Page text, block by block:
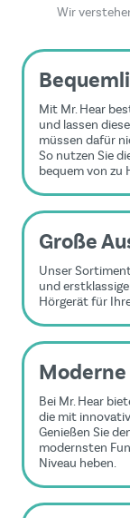
Wir
Mit Mr. Hear
und lassen
müssen dafür
So nutzen Sie
bequem von zu
Große
Unser
und
Hörgerät für
Bei Mr. Hear
die mit
Genießen Sie
modernsten
Niveau heben.